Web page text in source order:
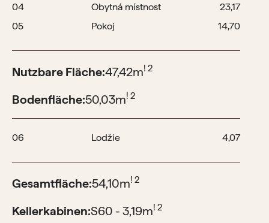
04
Obytná místnost
23,17
05
Pokoj 14,70
Nutzbare Fläche:47,42m! 2
Bodenfläche:50,03m! 2
06 Lodžie 4,07
Gesamtfläche:54,10m! 2
Kellerkabinen:S60 - 3,19m! 2